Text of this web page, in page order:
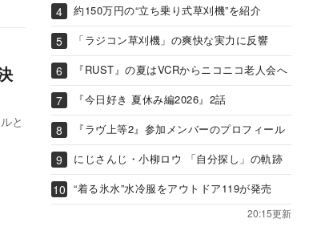
と
約150万円の“立ち乗り式草刈機”を紹介
「ラジコン草刈機」の爽快な実力に反響
『RUST』の夏はVCRからニコニコ老人会へ
『今日好き 夏休み編2026』2話
『ラヴ上等2』参加メンバーのプロフィール
にじさんじ・小柳ロウ 「自分探し」の軌跡
“着る氷水”水冷服をアウトドア119が発売
20:15更新